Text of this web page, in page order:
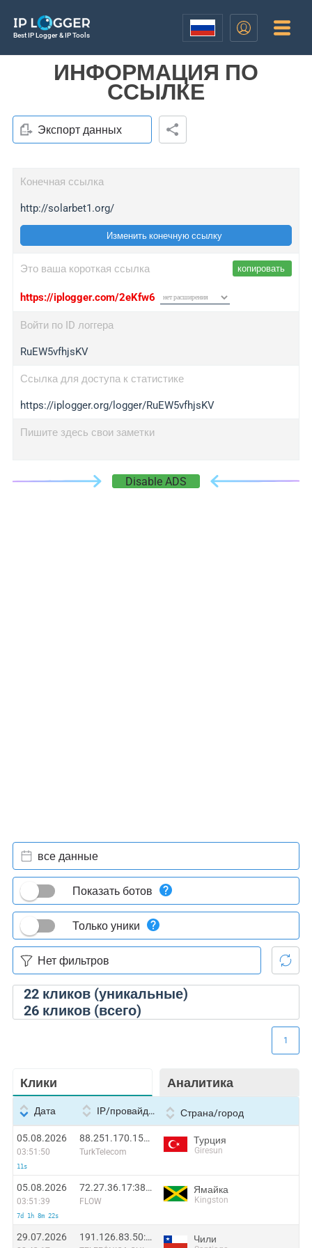
Best IP Logger & IP Tools
ИНФОРМАЦИЯ ПО
ССЫЛКЕ
Экспорт данных
Конечная ссылка
http://solarbet1.org/
Изменить конечную ссылку
Это ваша короткая ссылка копировать
https://iplogger.com/2eKfw6
Войти по ID логгера
RuEW5vfhjsKV
Ссылка для доступа к статистике
https://iplogger.org/logger/RuEW5vfhjsKV
Пишите здесь свои заметки
Disable ADS
22кликов (уникальные)
26кликов (всего)
все данные
Показать ботов
Только уники
Клики Аналитика
1
Дата IP/провайдер Страна/город
05.08.2026
03:51:50
11s
88.251.170.151:48556
TurkTelecom
Турция
Giresun
05.08.2026
03:51:39
7d 1h 8m 22s
72.27.36.17:38372
FLOW
Ямайка
Kingston
29.07.2026 191.126.83.50:55630 Чили